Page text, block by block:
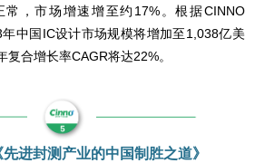
，市场增速增至约17%。根据CINNO
中国IC设计市场规模将增加至1,038亿美
合增长率CAGR将达22%。
进封测产业的中国制胜之道》